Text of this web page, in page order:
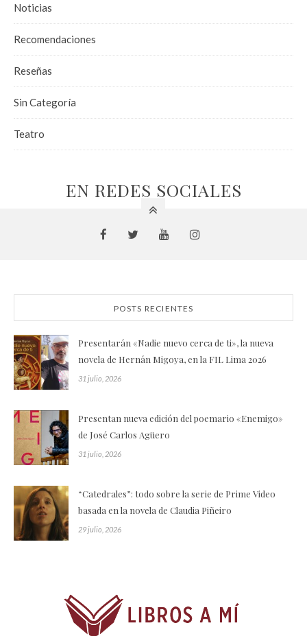
Noticias
Recomendaciones
Reseñas
Sin Categoría
Teatro
EN REDES SOCIALES
POSTS RECIENTES
Presentarán «Nadie nuevo cerca de ti», la nueva
novela de Hernán Migoya, en la FIL Lima 2026
31 julio, 2026
Presentan nueva edición del poemario «Enemigo»
de José Carlos Agüero
31 julio, 2026
“Catedrales”: todo sobre la serie de Prime Video
basada en la novela de Claudia Piñeiro
29 julio, 2026